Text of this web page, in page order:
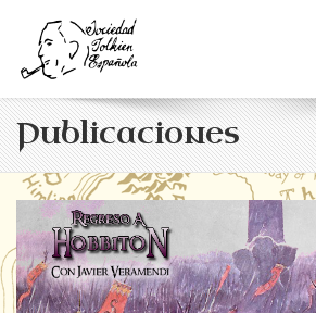
Publicaciones